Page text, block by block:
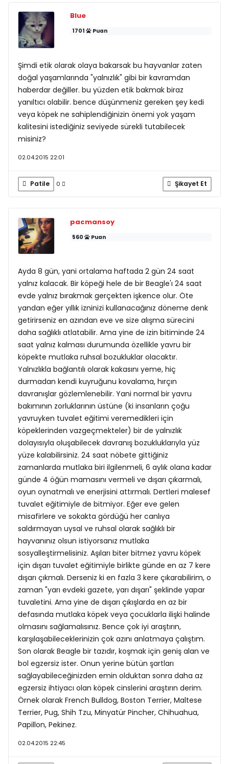
Blue
1701 Puan
Şimdi etik olarak olaya bakarsak bu hayvanlar zaten
doğal yaşamlarında "yalnızlık" gibi bir kavramdan
haberdar değiller. bu yüzden etik bakmak biraz
yanıltıcı olabilir. bence düşünmeniz gereken şey kedi
veya köpek ne sahiplendiğinizin önemi yok yaşam
kalitesini istediğiniz seviyede sürekli tutabilecek
misiniz?
02.04.2015 22:01
Patile 0 Şikayet Et
pacmansoy
560 Puan
Ayda 8 gün, yani ortalama haftada 2 gün 24 saat
yalnız kalacak. Bir köpeği hele de bir Beagle'ı 24 saat
evde yalnız bırakmak gerçekten işkence olur. Öte
yandan eğer yıllık izninizi kullanacağınız döneme denk
getirirseniz en azından eve ve size alışma sürecini
daha sağlıklı atlatabilir. Ama yine de izin bitiminde 24
saat yalnız kalması durumunda özellikle yavru bir
köpekte mutlaka ruhsal bozukluklar olacaktır.
Yalnızlıkla bağlantılı olarak kakasını yeme, hiç
durmadan kendi kuyruğunu kovalama, hırçın
davranışlar gözlemlenebilir. Yani normal bir yavru
bakımının zorluklarının üstüne (ki insanların çoğu
yavruyken tuvalet eğitimi veremedikleri için
köpeklerinden vazgeçmekteler) bir de yalnızlık
dolayısıyla oluşabilecek davranış bozukluklarıyla yüz
yüze kalabilirsiniz. 24 saat nöbete gittiğiniz
zamanlarda mutlaka biri ilgilenmeli, 6 aylık olana kadar
günde 4 öğün mamasını vermeli ve dışarı çıkarmalı,
oyun oynatmalı ve enerjisini attırmalı. Dertleri malesef
tuvalet eğitimiyle de bitmiyor. Eğer eve gelen
misafirlere ve sokakta gördüğü her canlıya
saldırmayan uysal ve ruhsal olarak sağlıklı bir
hayvanınız olsun istiyorsanız mutlaka
sosyalleştirmelisiniz. Aşıları biter bitmez yavru köpek
için dışarı tuvalet eğitimiyle birlikte günde en az 7 kere
dışarı çıkmalı. Derseniz ki en fazla 3 kere çıkarabilirim, o
zaman "yarı evdeki gazete, yarı dışarı" şeklinde yapar
tuvaletini. Ama yine de dışarı çıkışlarda en az bir
defasında mutlaka köpek veya çocuklarla ilişki halinde
olmasını sağlamalısınız. Bence çok iyi araştırın,
karşılaşabileceklerinizin çok azını anlatmaya çalıştım.
Son olarak Beagle bir tazıdır, koşmak için geniş alan ve
bol egzersiz ister. Onun yerine bütün şartları
sağlayabileceğinizden emin olduktan sonra daha az
egzersiz ihtiyacı olan köpek cinslerini araştırın derim.
Örnek olarak French Bulldog, Boston Terrier, Maltese
Terrier, Pug, Shih Tzu, Minyatür Pincher, Chihuahua,
Papillon, Pekinez.
02.04.2015 22:45